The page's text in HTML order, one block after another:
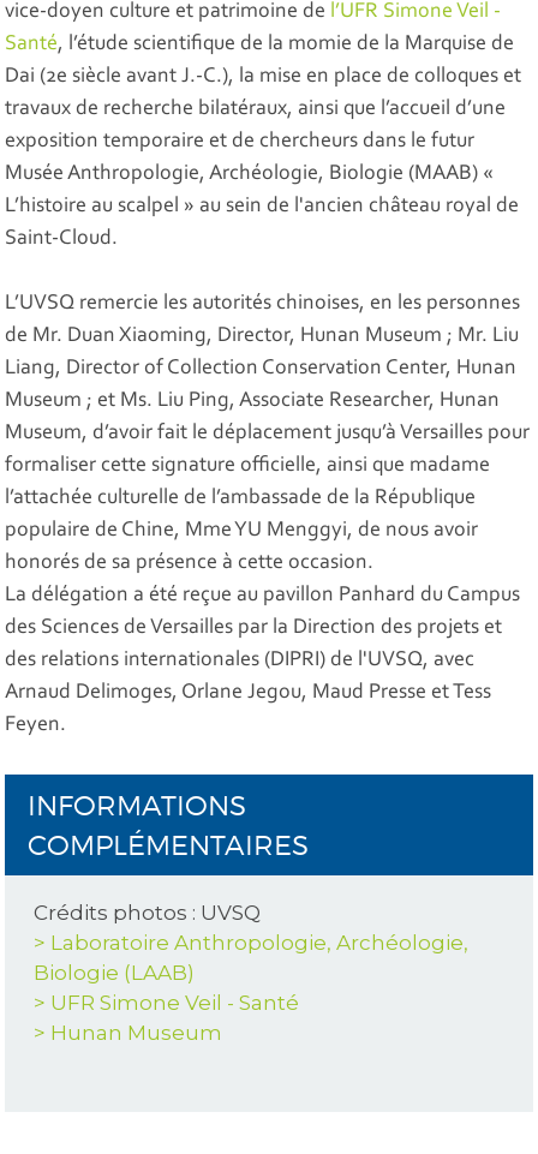
vice-doyen culture et patrimoine de l’UFR Simone Veil -
Santé, l’étude scientifique de la momie de la Marquise de
Dai (2e siècle avant J.-C.), la mise en place de colloques et
travaux de recherche bilatéraux, ainsi que l’accueil d’une
exposition temporaire et de chercheurs dans le futur
Musée Anthropologie, Archéologie, Biologie (MAAB) «
L’histoire au scalpel » au sein de l'ancien château royal de
Saint-Cloud.
L’UVSQ remercie les autorités chinoises, en les personnes
de Mr. Duan Xiaoming, Director, Hunan Museum ; Mr. Liu
Liang, Director of Collection Conservation Center, Hunan
Museum ; et Ms. Liu Ping, Associate Researcher, Hunan
Museum, d’avoir fait le déplacement jusqu’à Versailles pour
formaliser cette signature officielle, ainsi que madame
l’attachée culturelle de l’ambassade de la République
populaire de Chine, Mme YU Menggyi, de nous avoir
honorés de sa présence à cette occasion.
La délégation a été reçue au pavillon Panhard du Campus
des Sciences de Versailles par la Direction des projets et
des relations internationales (DIPRI) de l'UVSQ, avec
Arnaud Delimoges, Orlane Jegou, Maud Presse et Tess
Feyen.
INFORMATIONS
COMPLÉMENTAIRES
Crédits photos : UVSQ
> Laboratoire Anthropologie, Archéologie,
Biologie (LAAB)
> UFR Simone Veil - Santé
> Hunan Museum